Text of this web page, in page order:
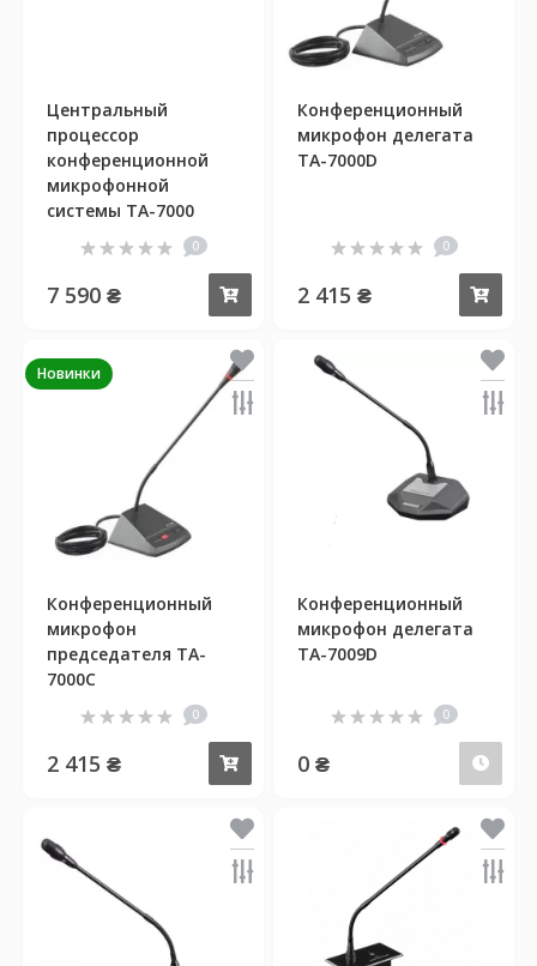
Центральный
процессор
конференционной
микрофонной
системы TA-7000
0
7 590 ₴ Купить
Конференционный
микрофон делегата
TA-7000D
0
2 415 ₴
Новинки
Конференционный
микрофон
председателя TA-
7000C
0
2 415 ₴ Купить
Конференционный
микрофон делегата
TA-7009D
0
0 ₴